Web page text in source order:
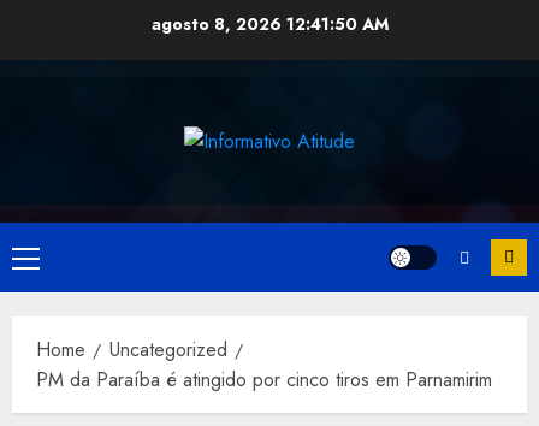
agosto 8, 202612:41:51 AM
Primary
Menu
Home
Uncategorized
PM da Paraíba é atingido por cinco tiros em Parnamirim